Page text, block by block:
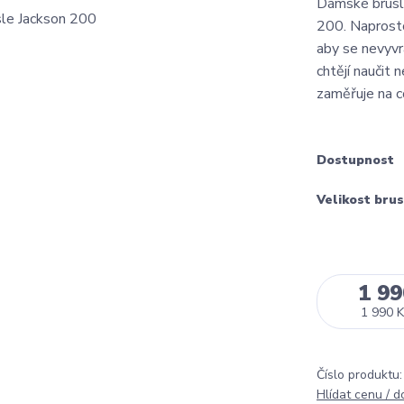
200.
aby se
chtějí naučit
zaměřuje na
Dostupnost
Velikost
1
1 990
Číslo produktu:
Hlídat cenu /